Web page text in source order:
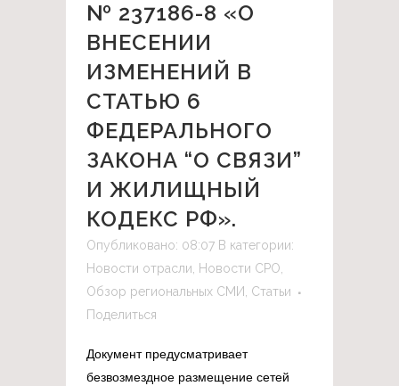
№ 237186-8 «О
ВНЕСЕНИИ
ИЗМЕНЕНИЙ В
СТАТЬЮ 6
ФЕДЕРАЛЬНОГО
ЗАКОНА “О СВЯЗИ”
И ЖИЛИЩНЫЙ
КОДЕКС РФ».
Опубликовано: 08:07 В категории:
Новости отрасли
Новости СРО
Обзор региональных СМИ
Статьи
Поделиться
Документ предусматривает
безвозмездное размещение сетей